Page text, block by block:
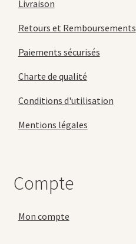
Livraison
Retours et Remboursements
Paiements sécurisés
Charte de qualité
Conditions d'utilisation
Mentions légales
Compte
Mon compte